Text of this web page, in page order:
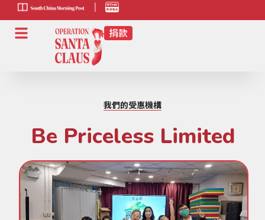
HK-
radio-
link
我們的受惠機構
Be Priceless Limited